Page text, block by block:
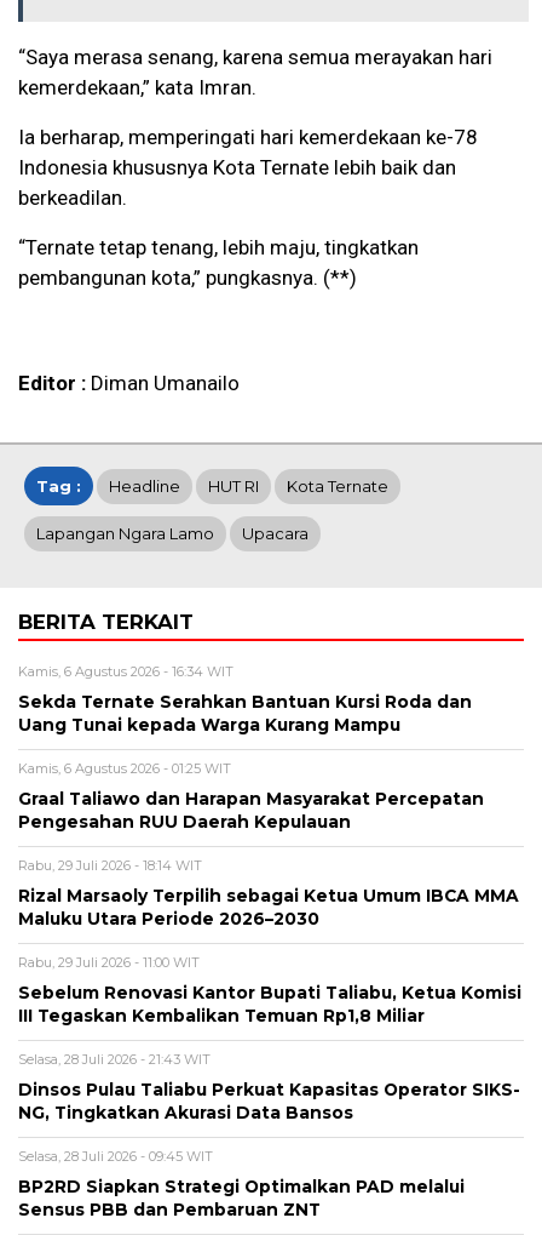
“Saya merasa senang, karena semua merayakan hari
kemerdekaan,” kata Imran.
Ia berharap, memperingati hari kemerdekaan ke-78
Indonesia khususnya Kota Ternate lebih baik dan
berkeadilan.
“Ternate tetap tenang, lebih maju, tingkatkan
pembangunan kota,” pungkasnya. (**)
Editor : Diman Umanailo
Tag : Headline HUT RI Kota Ternate
Lapangan Ngara Lamo Upacara
BERITA TERKAIT
Kamis, 6 Agustus 2026 - 16:34 WIT
Sekda Ternate Serahkan Bantuan Kursi Roda dan
Uang Tunai kepada Warga Kurang Mampu
Kamis, 6 Agustus 2026 - 01:25 WIT
Graal Taliawo dan Harapan Masyarakat Percepatan
Pengesahan RUU Daerah Kepulauan
Rabu, 29 Juli 2026 - 18:14 WIT
Rizal Marsaoly Terpilih sebagai Ketua Umum IBCA MMA
Maluku Utara Periode 2026–2030
Rabu, 29 Juli 2026 - 11:00 WIT
Sebelum Renovasi Kantor Bupati Taliabu, Ketua Komisi
III Tegaskan Kembalikan Temuan Rp1,8 Miliar
Selasa, 28 Juli 2026 - 21:43 WIT
Dinsos Pulau Taliabu Perkuat Kapasitas Operator SIKS-
NG, Tingkatkan Akurasi Data Bansos
Selasa, 28 Juli 2026 - 09:45 WIT
BP2RD Siapkan Strategi Optimalkan PAD melalui
Sensus PBB dan Pembaruan ZNT